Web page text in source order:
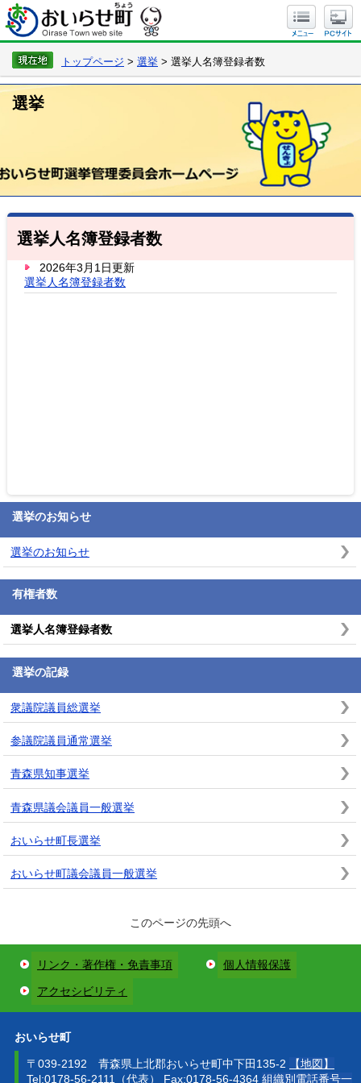
トップページ > 選挙 > 選挙人名簿登録者数
選挙
選挙人名簿登録者数
2026年3月1日更新
選挙人名簿登録者数
選挙のお知らせ
選挙のお知らせ
有権者数
選挙人名簿登録者数
選挙の記録
衆議院議員総選挙
参議院議員通常選挙
青森県知事選挙
青森県議会議員一般選挙
おいらせ町長選挙
おいらせ町議会議員一般選挙
このページの先頭へ
リンク・著作権・免責事項 個人情報保護
アクセシビリティ
おいらせ町
〒039-2192 青森県上北郡おいらせ町中下田135-2
【地図】
Tel:0178-56-2111（代表） Fax:0178-56-4364 組織別電話番号一